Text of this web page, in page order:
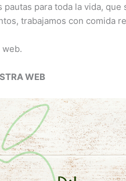
para toda la vida,
trabajamos con comida
WEB